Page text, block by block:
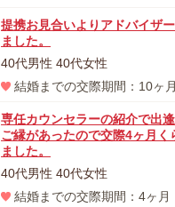
提携お見合いよりアドバイザ
ました。
40代男性 40代女性
結婚までの交際期間：10ヶ月
専任カウンセラーの紹介で出
ご縁があったので交際4ヶ月く
ました。
40代男性 40代女性
結婚までの交際期間：4ヶ月